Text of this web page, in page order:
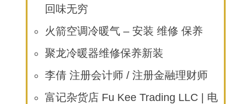
回味无穷
火箭空调冷暖气 – 安装 维修 保养
聚龙冷暖器维修保养新装
李倩 注册会计师 / 注册金融理财师
富记杂货店 Fu Kee Trading LLC | 电